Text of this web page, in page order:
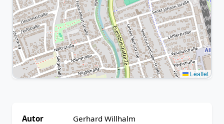
Leaflet
Autor
Gerhard Willhalm